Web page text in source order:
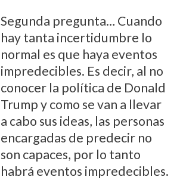
Segunda pregunta… Cuando
hay tanta incertidumbre lo
normal es que haya eventos
impredecibles. Es decir, al no
conocer la política de Donald
Trump y como se van a llevar
a cabo sus ideas, las personas
encargadas de predecir no
son capaces, por lo tanto
habrá eventos impredecibles.